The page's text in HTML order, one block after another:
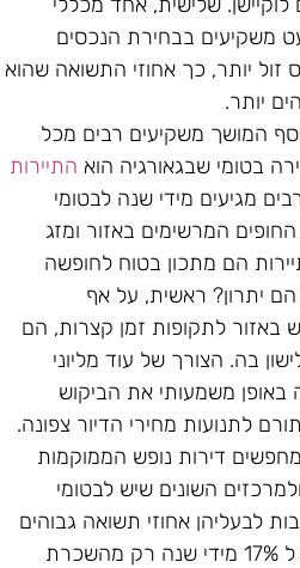
משקיעים בבחירת הנכסים
יותר, כך אחוזי התשואה שהוא
יותר.
המושך משקיעים רבים מכל
בטומי שבגאורגיה הוא התיירות
מגיעים מידי שנה לבטומי
המרשימים באזור ומזג
הם מתכון בטוח לחופשה
יתרון? ראשית, על אף
באזור לתקופות זמן קצרות, הם
בה. הצורך של עוד מליוני
באופן משמעותי את הביקוש
לתנועות מחירי הדיור צפונה.
דירות נופש הממוקמות
השונים שיש לבטומי
לבעליהן אחוזי תשואה גבוהים
במיוחד שיכולים להגיע ל 17% מידי שנה רק מהשכרת